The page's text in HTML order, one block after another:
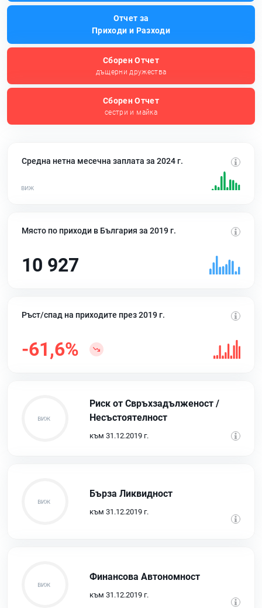
Отчет за
Приходи и Разходи
Сборен Отчет
дъщерни дружества
Сборен Отчет
сестри и майка
Средна нетна месечна заплата за 2024 г.
Място по приходи в България за 2019 г.
10 927
Ръст/спад на приходите през 2019 г.
-61,6%
Риск от Свръхзадълженост /
Несъстоятелност
към 31.12.2019 г.
Бърза Ликвидност
към 31.12.2019 г.
Финансова Автономност
към 31.12.2019 г.